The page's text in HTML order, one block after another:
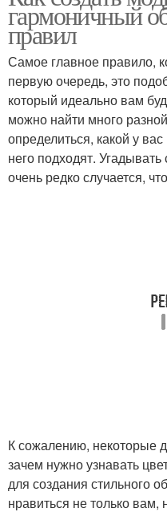
Палитра для модного и
гармоничный
правил
Самое главное правило,
первую очередь, это
который идеально вам
можно найти много
определиться, какой у
него подходят.
очень редко случается,
К сожалению, некоторые
зачем нужно узнавать
для создания стильного
нравиться не только